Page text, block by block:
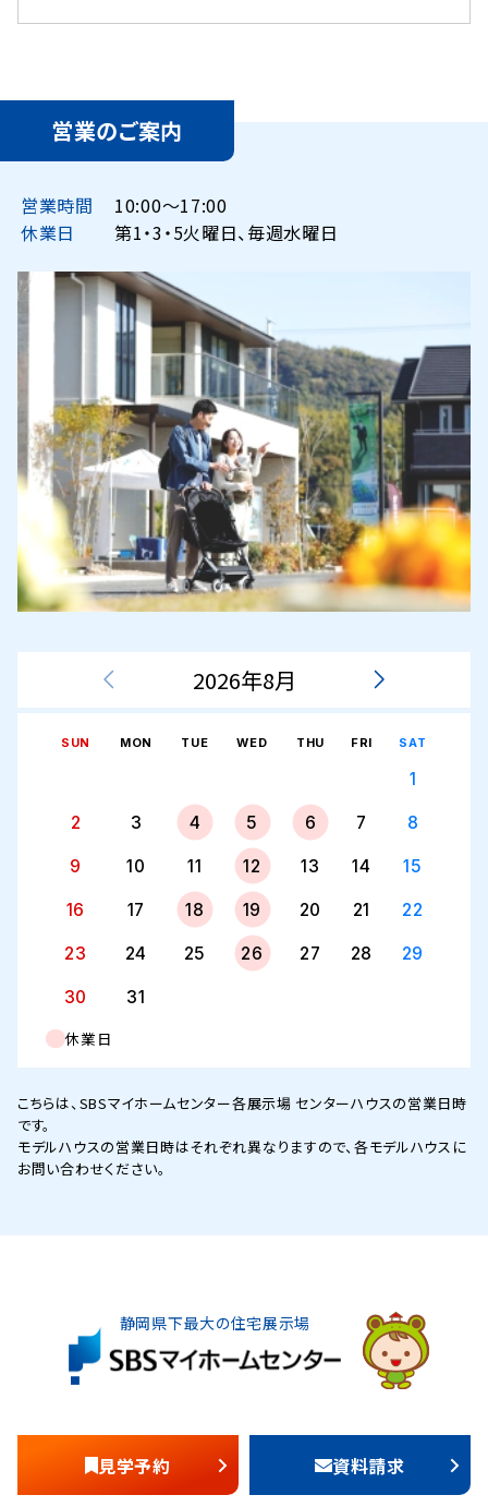
営業のご案内
営業時間
10:00〜17:00
休業日
第1・3・5火曜日、毎週水曜日
2026年8月
SUN MON TUE WED THU FRI SAT
1
2 3 4 5 6 7 8
9 10 11 12 13 14 15
16 17 18 19 20 21 22
23 24 25 26 27 28 29
30 31
休業日
こちらは、SBSマイホームセンター各展示場 センターハウスの営業日時
です。
モデルハウスの営業日時はそれぞれ異なりますので、各モデルハウスに
お問い合わせください。
静岡県下最大の住宅展示場
見学予約 資料請求